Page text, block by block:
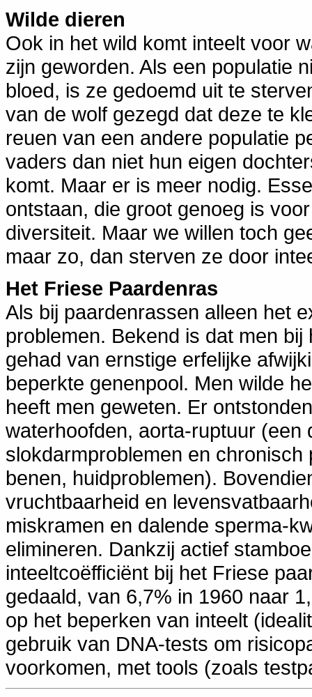
Wilde dieren
Ook in het wild komt inteelt voor
zijn geworden. Als een populatie
bloed, is ze gedoemd uit te
van de wolf gezegd dat deze te
reuen van een andere populatie
vaders dan niet hun eigen
komt. Maar er is meer nodig.
ontstaan, die groot genoeg is
diversiteit. Maar we willen toch
maar zo, dan sterven ze door
Het Friese Paardenras
Als bij paardenrassen alleen het
problemen. Bekend is dat men
gehad van ernstige erfelijke
beperkte genenpool. Men wilde
heeft men geweten. Er
waterhoofden, aorta-ruptuur
slokdarmproblemen en
benen, huidproblemen).
vruchtbaarheid en
miskramen en dalende sperma-
elimineren. Dankzij actief
inteeltcoëfficiënt bij het Friese
gedaald, van 6,7% in 1960 naar
op het beperken van inteelt
gebruik van DNA-tests om
voorkomen, met tools (zoals